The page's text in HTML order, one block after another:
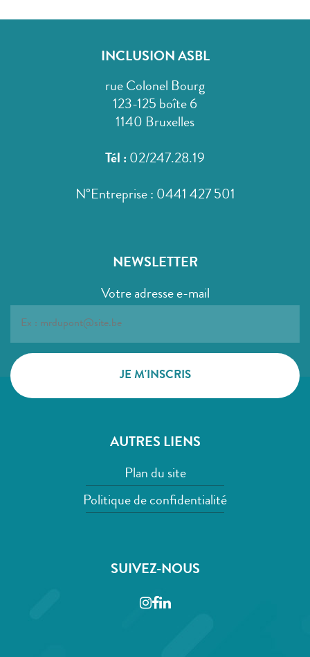
INCLUSION ASBL
rue Colonel Bourg
123-125 boîte 6
1140 Bruxelles
Tél : 02/247.28.19
N°Entreprise : 0441 427 501
NEWSLETTER
Votre adresse e-mail
AUTRES LIENS
Plan du site
Politique de confidentialité
SUIVEZ-NOUS
Instagram
Facebook
LinkedIn